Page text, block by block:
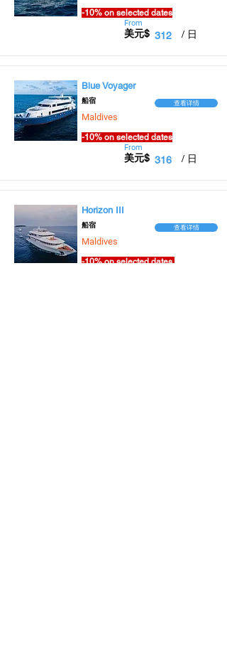
-10% on selected dates
From
美元$ 312 / 日
Blue Voyager
​船宿
Maldives
查看详情
-10% on selected dates
From
美元$ 316 / 日
Horizon III
​船宿
Maldives
查看详情
-10% on selected dates.